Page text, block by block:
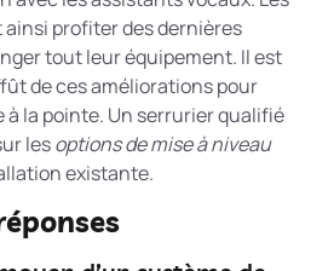
profiter des dernières
tout leur équipement. Il est
de ces améliorations pour
la pointe. Un serrurier qualifié
lesoptions de mise à niveau
existante.